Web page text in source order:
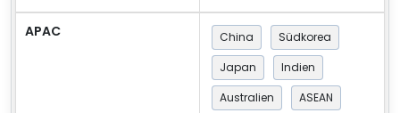
APAC China
Südkorea
Japan
Indien
Australien
ASEAN